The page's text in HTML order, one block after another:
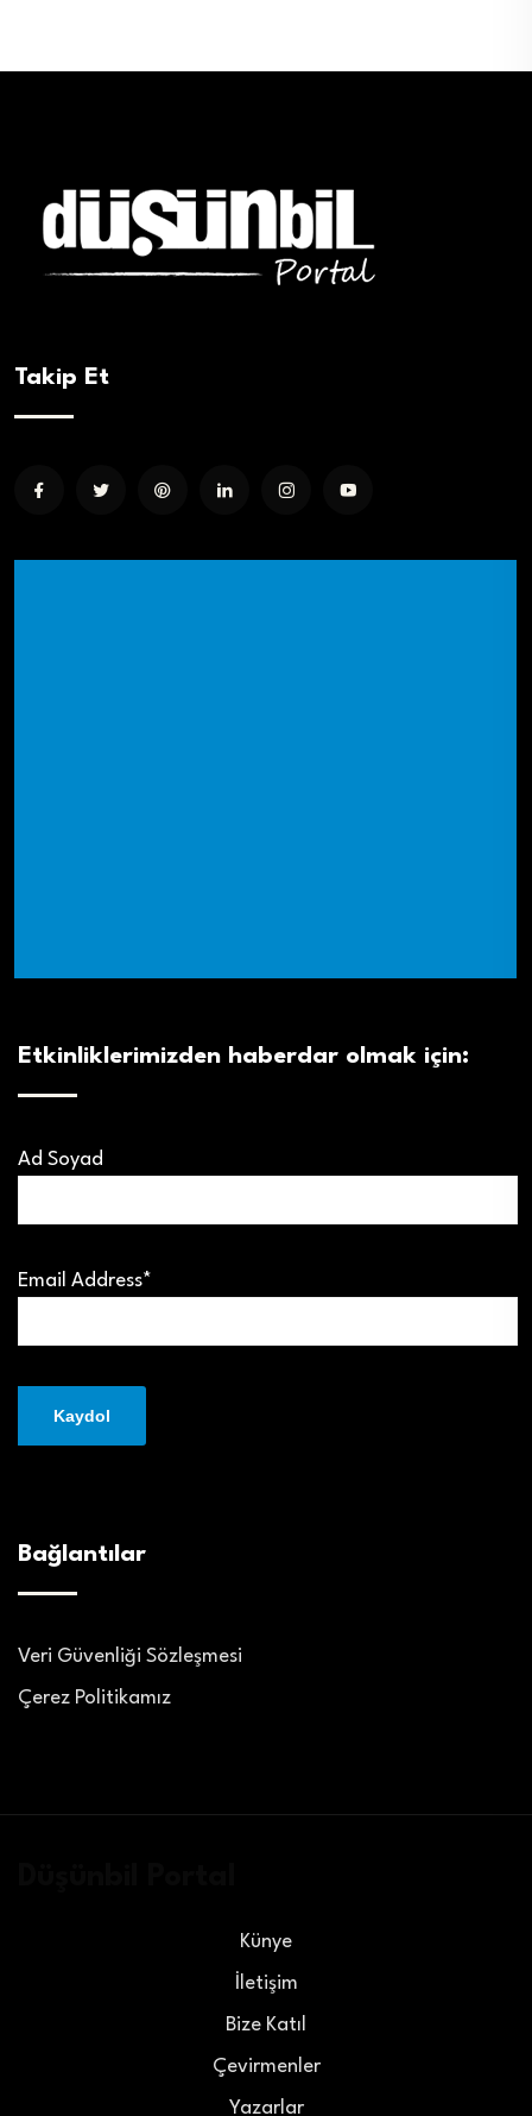
Takip Et
Etkinliklerimizden haberdar olmak için:
Ad Soyad
Email Address*
Bağlantılar
Veri Güvenliği Sözleşmesi
Çerez Politikamız
Künye
İletişim
Bize Katıl
Çevirmenler
Yazarlar